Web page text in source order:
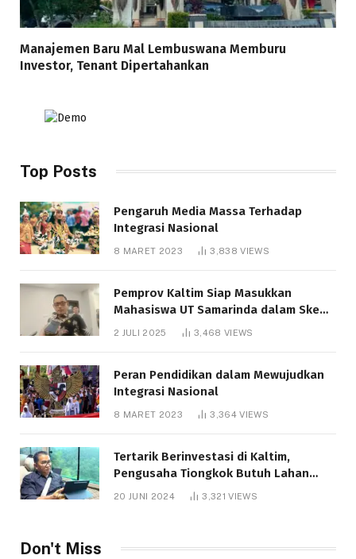
Manajemen Baru Mal Lembuswana Memburu
Investor, Tenant Dipertahankan
Top Posts
Pengaruh Media Massa Terhadap
Integrasi Nasional
8 MARET 2023 3,838VIEWS
Pemprov Kaltim Siap Masukkan
Mahasiswa UT Samarinda dalam Skema
Bantuan Pendidikan Gratispol
2 JULI 2025 3,468 VIEWS
Peran Pendidikan dalam Mewujudkan
Integrasi Nasional
8 MARET 2023 3,364VIEWS
Tertarik Berinvestasi di Kaltim,
Pengusaha Tiongkok Butuh Lahan
1.000 Hektare
20 JUNI 2024 3,321VIEWS
Don't Miss